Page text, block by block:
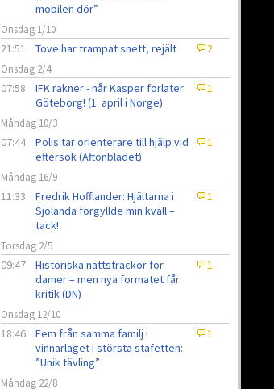
mobilen dör”
Onsdag 1/10
21:51 Tove har trampat snett, rejält 2
Onsdag 2/4
07:58
IFK rakner - når Kasper forlater
Göteborg! (1. april i Norge)
1
Måndag 10/3
07:44
Polis tar orienterare till hjälp vid
eftersök (Aftonbladet)
1
Måndag 16/9
11:33
Fredrik Hofflander: Hjältarna i
Sjölanda förgyllde min kväll –
tack!
1
Torsdag 2/5
09:47
Historiska nattsträckor för
damer – men nya formatet får
kritik (DN)
1
Onsdag 12/10
18:46
Fem från samma familj i
vinnarlaget i största stafetten:
”Unik tävling”
1
Måndag 22/8